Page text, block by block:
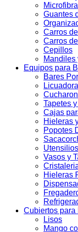
Guantes
Carros
Carros
Cepillos
Mandiles
Equipos para
Bares
Tapetes
Cajas
Hieleras
Popotes
Vasos y
Hieleras
Cubiertos para
Lisos
Mango